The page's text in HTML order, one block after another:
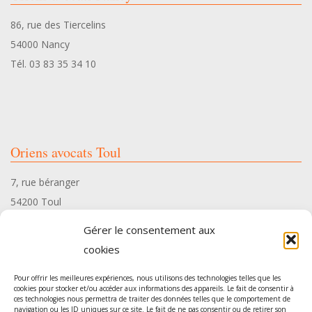
Gérer le consentement aux
cookies
Pour offrir les meilleures expériences, nous utilisons des technologies telles que les
cookies pour stocker et/ou accéder aux informations des appareils. Le fait de consentir à
ces technologies nous permettra de traiter des données telles que le comportement de
navigation ou les ID uniques sur ce site. Le fait de ne pas consentir ou de retirer son
86, rue des Tiercelins
54000 Nancy
Tél. 03 83 35 34 10
Oriens avocats Toul
7, rue béranger
54200 Toul